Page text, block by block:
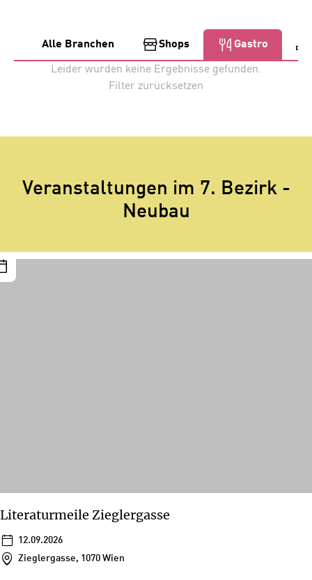
Alle Branchen Shops Gastro
Leider wurden keine Ergebnisse gefunden.
Filter zurücksetzen
Veranstaltungen im 7. Bezirk -
Neubau
Literaturmeile Zieglergasse
12.09.2026
Zieglergasse, 1070 Wien